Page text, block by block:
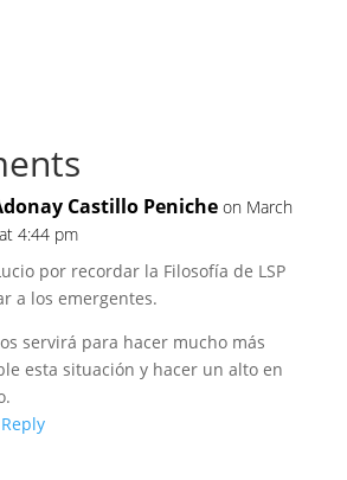
Castillo Peniche on March
4:44 pm
por recordar la Filosofía de LSP
a los emergentes.
servirá para hacer mucho más
esta situación y hacer un alto en